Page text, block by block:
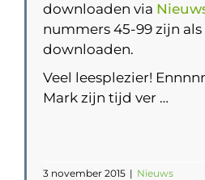
downloaden via
nummers 45-99 zijn
downloaden.
Veel leesplezier!
Mark zijn tijd ver …
3 november 2015 | Nieuws